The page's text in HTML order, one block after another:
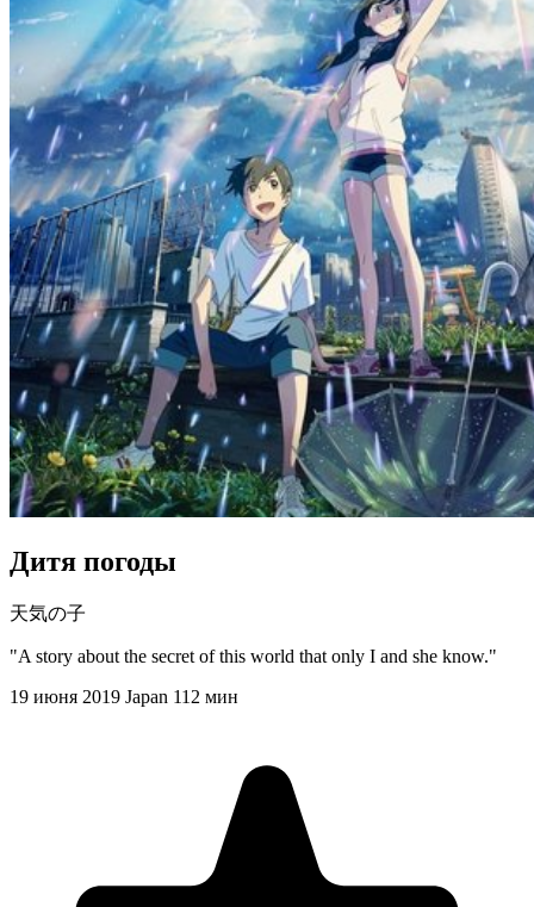
Дитя погоды
天気の子
"A story about the secret of this world that only I and she know."
19 июня 2019 Japan 112 мин